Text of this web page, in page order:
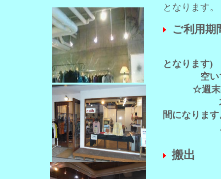
となります。
ご利用
となります)
空いてる
☆週末の
木、金、
間になりま
ご了承下
搬出